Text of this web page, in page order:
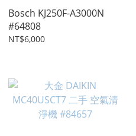
Bosch KJ250F-A3000N
#64808
NT$6,000